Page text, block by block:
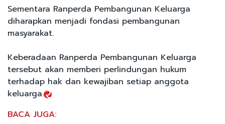
Sementara Ranperda Pembangunan Keluarga
diharapkan menjadi fondasi pembangunan
masyarakat.
Keberadaan Ranperda Pembangunan Keluarga
tersebut akan memberi perlindungan hukum
terhadap hak dan kewajiban setiap anggota
keluarga.
BACA JUGA: